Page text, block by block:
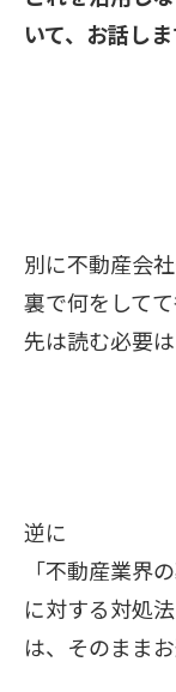
いて、お話しま
別に不動産会
裏で何をして
先は読む必要は
逆に
「不動産業界
に対する対処
は、そのまま